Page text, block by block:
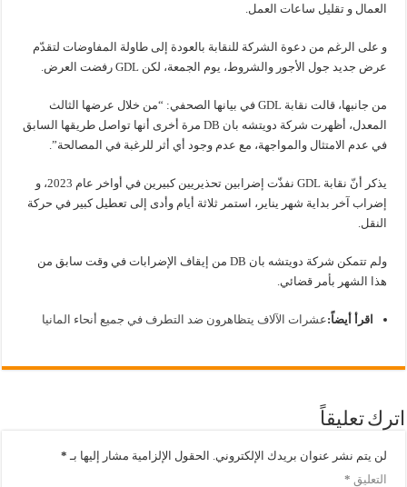
العمال و تقليل ساعات العمل.
و على الرغم من دعوة الشركة للنقابة بالعودة إلى طاولة المفاوضات لتقدّم
عرض جديد جول الأجور والشروط، يوم الجمعة، لكن GDL رفضت العرض.
من جانبها، قالت نقابة GDL في بيانها الصحفي: “من خلال عرضها الثالث
المعدل، أظهرت شركة دويتشه بان DB مرة أخرى أنها تواصل طريقها السابق
في عدم الامتثال والمواجهة، مع عدم وجود أي أثر للرغبة في المصالحة”.
يذكر أنّ نقابة GDL نفذّت إضرابين تحذيريين كبيرين في أواخر عام 2023، و
إضراب آخر بداية شهر يناير، استمر ثلاثة أيام وأدى إلى تعطيل كبير في حركة
النقل.
ولم تتمكن شركة دويتشه بان DB من إيقاف الإضرابات في وقت سابق من
هذا الشهر بأمر قضائي.
اقرأ أيضاً:عشرات الآلاف يتظاهرون ضد التطرف في جميع أنحاء المانيا
اترك تعليقاً
لن يتم نشر عنوان بريدك الإلكتروني. الحقول الإلزامية مشار إليها بـ *
التعليق *